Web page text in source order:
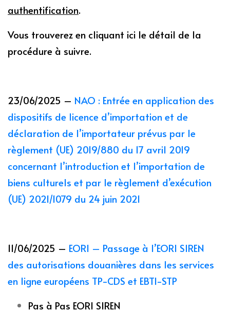
authentification.
Vous trouverez en cliquant ici le détail de la
procédure à suivre.
23/06/2025 – NAO : Entrée en application des
dispositifs de licence d’importation et de
déclaration de l’importateur prévus par le
règlement (UE) 2019/880 du 17 avril 2019
concernant l’introduction et l’importation de
biens culturels et par le règlement d’exécution
(UE) 2021/1079 du 24 juin 2021
11/06/2025 – EORI – Passage à l’EORI SIREN
des autorisations douanières dans les services
en ligne européens TP-CDS et EBTI-STP
Pas à Pas EORI SIREN